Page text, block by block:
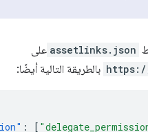
assetlinks.json على
بالطريقة التالية أيضًا:
: [